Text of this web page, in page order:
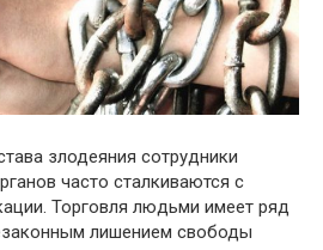
злодеяния сотрудники
часто сталкиваются с
Торговля людьми имеет ряд
лишением свободы